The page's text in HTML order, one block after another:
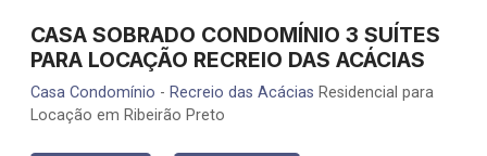
CASA SOBRADO CONDOMÍNIO 3 SUÍTES
PARA LOCAÇÃO RECREIO DAS ACÁCIAS
Casa Condomínio - Recreio das Acácias Residencial para
Locação em Ribeirão Preto